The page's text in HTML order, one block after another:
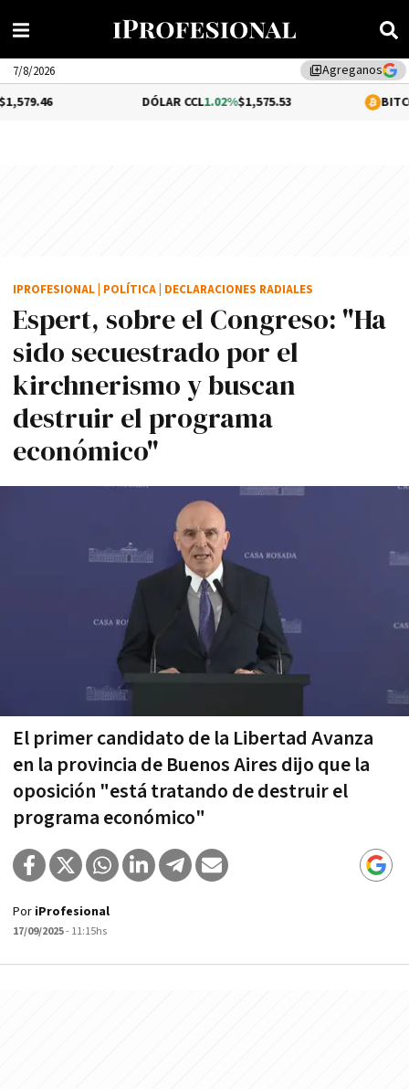
library_addAgreganos
7/8/2026
1.02%$1,575.53 -0.2%
Espert, sobre el Congreso: "Ha
sido secuestrado por el
kirchnerismo y buscan
destruir el programa
económico"
El primer candidato de la Libertad Avanza
en la provincia de Buenos Aires dijo que la
oposición "está tratando de destruir el
programa económico"
IPROFESIONAL POLÍTICA DECLARACIONES RADIALES
Por iProfesional
17/09/2025- 11:15hs